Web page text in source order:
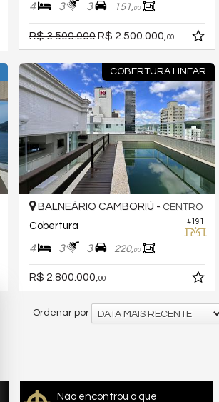
4 3 3 151,00
R$ 3.500.000R$ 2.500.000,00
COBERTURA LINEAR
#191
BALNEÁRIO CAMBORIÚ - CENTRO
Cobertura
4 3 3 220,00
R$ 2.800.000,00
Ordenar por DATA MAIS RECENTE
Não encontrou o que